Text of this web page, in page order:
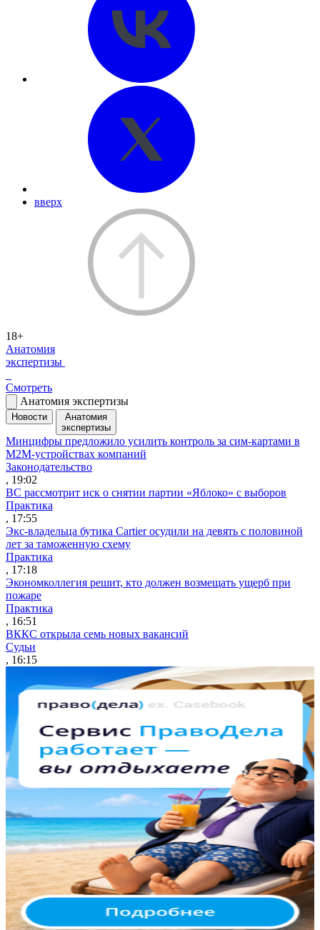
вверх
18+
Анатомия
экспертизы
Смотреть
Анатомия экспертизы
Новости
Анатомия
экспертизы
Минцифры предложило усилить контроль за сим-картами в
M2M-устройствах компаний
Законодательство
, 19:02
ВС рассмотрит иск о снятии партии «Яблоко» с выборов
Практика
, 17:55
Экс-владельца бутика Cartier осудили на девять с половиной
лет за таможенную схему
Практика
, 17:18
Экономколлегия решит, кто должен возмещать ущерб при
пожаре
Практика
, 16:51
ВККС открыла семь новых вакансий
Судьи
, 16:15